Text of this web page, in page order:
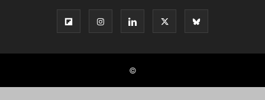
©